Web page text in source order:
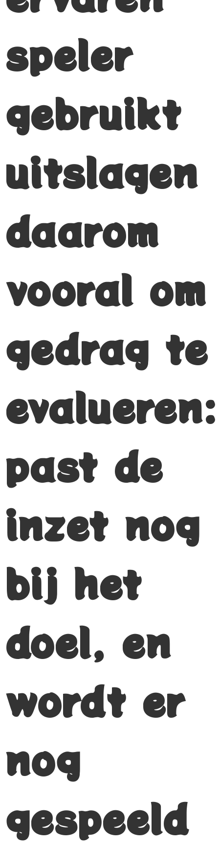
speler
gebruikt
uitslagen
daarom
vooral om
gedrag te
evalueren:
past de
inzet nog
bij het
doel, en
wordt er
nog
gespeeld